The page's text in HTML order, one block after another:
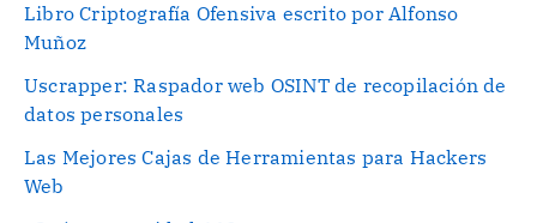
Libro Criptografía Ofensiva escrito por Alfonso
Muñoz
Uscrapper: Raspador web OSINT de recopilación de
datos personales
Las Mejores Cajas de Herramientas para Hackers
Web